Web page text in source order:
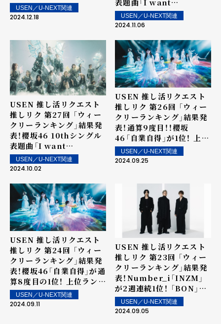
クイン楽曲は街中・店内で
配信！
USEN／U-NEXT関連
2024.12.18
表題曲「I want
tomorrow to come」が
6週連続1位で記録更新！ 上
店内で配信！
USEN／U-NEXT関連
2024.11.06
USEN 推し活リクエスト
推しリク 第27回 「ウィー
クリーランキング」結果発
表！櫻坂46 10thシングル
表題曲「I want
tomorrow to come」が
1位！ Number_iの初のフ
20位内に4曲！上位ランク
イン楽曲は街中・店内で配
信！
USEN／U-NEXT関連
2024.10.02
USEN 推し活リクエスト
推しリク 第26回 「ウィー
クリーランキング」結果発
表！通算9度目！！櫻坂
46「自業自得」が1位！ 上位
ランクイン楽曲は街中・店
内で配信！
USEN／U-NEXT関連
2024.09.25
USEN 推し活リクエスト
推しリク 第24回 「ウィー
クリーランキング」結果発
表！櫻坂46「自業自得」が通
算8度目の1位！ 上位ランク
イン楽曲は街中・店内で配
信！
USEN／U-NEXT関連
2024.09.11
USEN 推し活リクエスト
推しリク 第23回 「ウィー
クリーランキング」結果発
表！Number_i「INZM」
が2週連続1位！ 「BON」が
5位！上位ランクイン楽曲
は街中・店内で配信！
USEN／U-NEXT関連
2024.09.05